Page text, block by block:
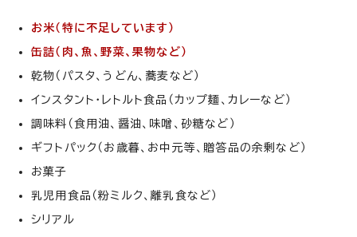
お米（特に不足しています）
缶詰（肉、魚、野菜、果物など）
乾物（パスタ、うどん、蕎麦など）
インスタント・レトルト食品（カップ麺、カレーなど）
調味料（食用油、醤油、味噌、砂糖など）
ギフトパック（お歳暮、お中元等、贈答品の余剰など）
お菓子
乳児用食品（粉ミルク、離乳食など）
シリアル